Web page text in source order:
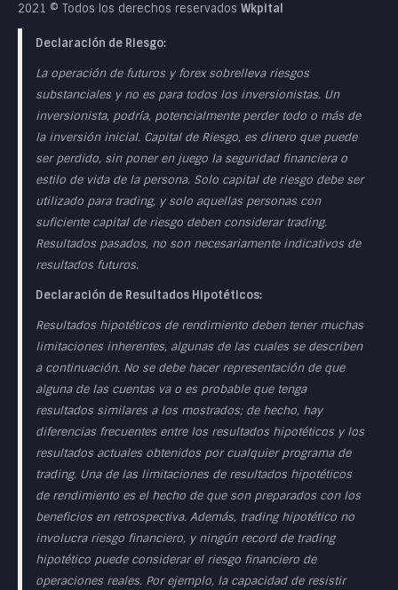
2021 © Todos los derechos reservados Wkpital
Declaración de Riesgo:
La operación de futuros y forex sobrelleva riesgos
substanciales y no es para todos los inversionistas. Un
inversionista, podría, potencialmente perder todo o más de
la inversión inicial. Capital de Riesgo, es dinero que puede
ser perdido, sin poner en juego la seguridad financiera o
estilo de vida de la persona. Solo capital de riesgo debe ser
utilizado para trading, y solo aquellas personas con
suficiente capital de riesgo deben considerar trading.
Resultados pasados, no son necesariamente indicativos de
resultados futuros.
Declaración de Resultados Hipotéticos:
Resultados hipotéticos de rendimiento deben tener muchas
limitaciones inherentes, algunas de las cuales se describen
a continuación. No se debe hacer representación de que
alguna de las cuentas va o es probable que tenga
resultados similares a los mostrados; de hecho, hay
diferencias frecuentes entre los resultados hipotéticos y los
resultados actuales obtenidos por cualquier programa de
trading. Una de las limitaciones de resultados hipotéticos
de rendimiento es el hecho de que son preparados con los
beneficios en retrospectiva. Además, trading hipotético no
involucra riesgo financiero, y ningún record de trading
hipotético puede considerar el riesgo financiero de
operaciones reales. Por ejemplo, la capacidad de resistir